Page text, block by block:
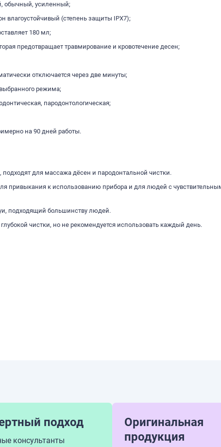
обычный, усиленный;
влагоустойчивый (степень защиты IPX7);
180 мл;
предотвращает травмирование и кровотечение десен;
отключается через две минуты;
режима;
пародонтологическая;
на 90 дней работы.
для массажа дёсен и пародонтальной чистки.
привыкания к использованию прибора и для людей с
подходящий большинству людей.
чистки, но не рекомендуется использовать каждый день.
подход
консультанты
Оригинальная
продукция